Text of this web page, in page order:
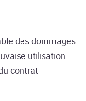
des dommages
utilisation
contrat